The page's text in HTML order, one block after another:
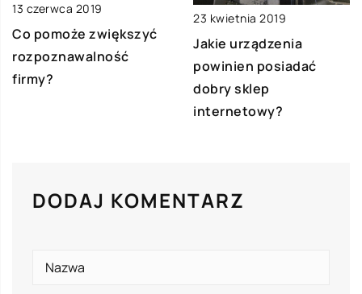
13 czerwca 2019
Co pomoże zwiększyć
rozpoznawalność
firmy?
23 kwietnia 2019
Jakie urządzenia
powinien posiadać
dobry sklep
internetowy?
DODAJ KOMENTARZ